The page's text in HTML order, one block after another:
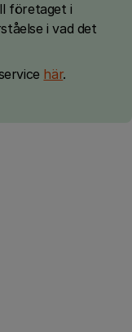
företaget i
i vad det
här.